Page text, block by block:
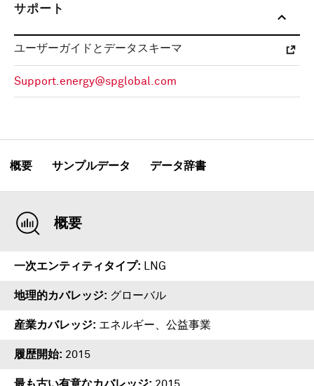
サポート
ユーザーガイドとデータスキーマ
Support.energy@spglobal.com
概要 サンプルデータ データ辞書
概要
一次エンティティタイプ LNG
地理的カバレッジ グローバル
産業カバレッジ エネルギー、公益事業
履歴開始 2015
最も古い有意なカバレッジ 2015